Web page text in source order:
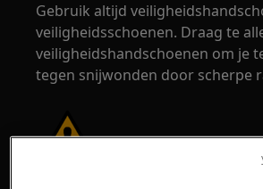
Gebruik altijd
veiligheidsschoenen. Draag te
veiligheidshandschoenen om je
tegen snijwonden door scherpe